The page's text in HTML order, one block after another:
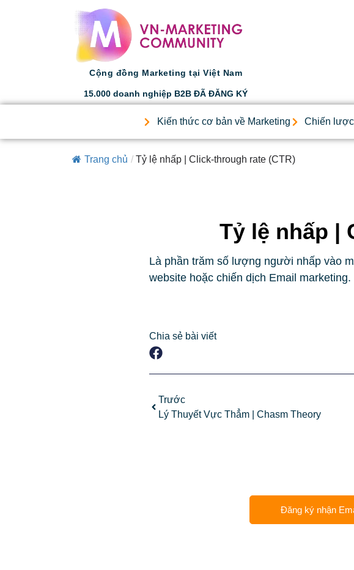
Cộng đồng Marketing tại Việt Nam
15.000 doanh nghiệp B2B ĐÃ ĐĂNG KÝ
Kiến thức cơ bản về Marketing Chiến
Trang chủ / Tỷ lệ nhấp | Click-through rate (CTR)
Tỷ lệ nhấp |
Là phần trăm số lượng người nhấp vào
website hoặc chiến dịch Email marketing.
Chia sẻ bài viết
Trước
Lý Thuyết Vực Thẳm | Chasm Theory
Đăng ký nhận